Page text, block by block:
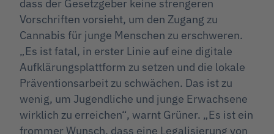
dass der Gesetzgeber keine strengeren
Vorschriften vorsieht, um den Zugang zu
Cannabis für junge Menschen zu erschweren.
„Es ist fatal, in erster Linie auf eine digitale
Aufklärungsplattform zu setzen und die lokale
Präventionsarbeit zu schwächen. Das ist zu
wenig, um Jugendliche und junge Erwachsene
wirklich zu erreichen“, warnt Grüner. „Es ist ein
frommer Wunsch, dass eine Legalisierung von